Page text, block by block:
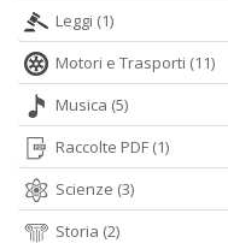
Leggi (1)
Motori e Trasporti (11)
Musica (5)
Raccolte PDF (1)
Scienze (3)
Storia (2)